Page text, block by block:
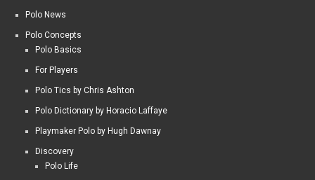
Polo News
Polo Concepts
Polo Basics
For Players
Polo Tics by Chris Ashton
Polo Dictionary by Horacio Laffaye
Playmaker Polo by Hugh Dawnay
Discovery
Polo Life